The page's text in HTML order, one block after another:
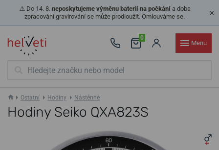
⚠️ Do 14. 8. neposkytujeme výměnu baterií na počkánía doba
zpracování gravírování se může prodloužit. Omlouváme se.
0
Menu
Ostatní Hodiny Nástěnné
Hodiny Seiko QXA823S